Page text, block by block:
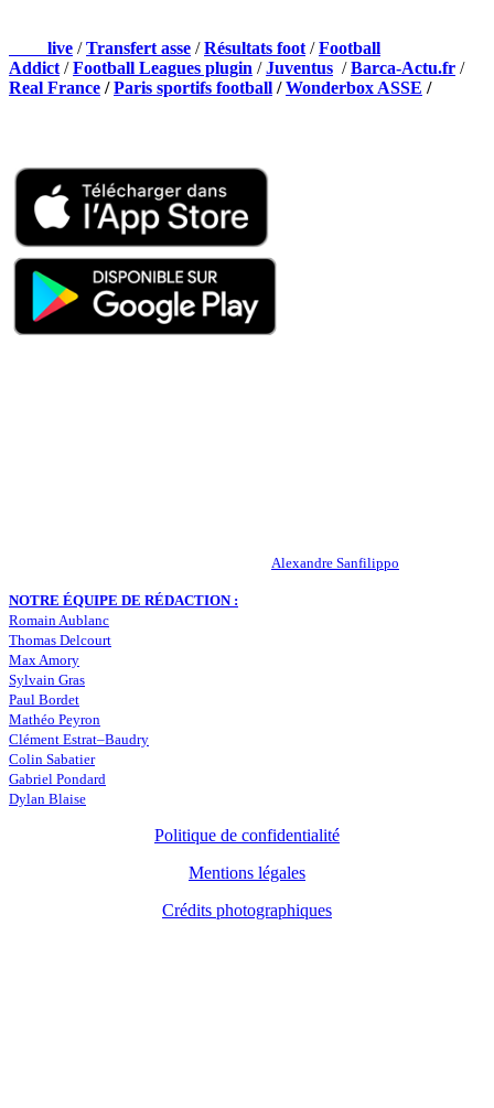
live /Transfert asse /Résultats foot /Football
Addict /Football Leagues plugin /Juventus /Barca-Actu.fr /
Real France /Paris sportifs football /Wonderbox ASSE /
Alexandre Sanfilippo
NOTRE ÉQUIPE DE RÉDACTION :
Romain Aublanc
Thomas Delcourt
Max Amory
Sylvain Gras
Paul Bordet
Mathéo Peyron
Clément Estrat–Baudry
Colin Sabatier
Gabriel Pondard
Dylan Blaise
Politique de confidentialité
Mentions légales
Crédits photographiques